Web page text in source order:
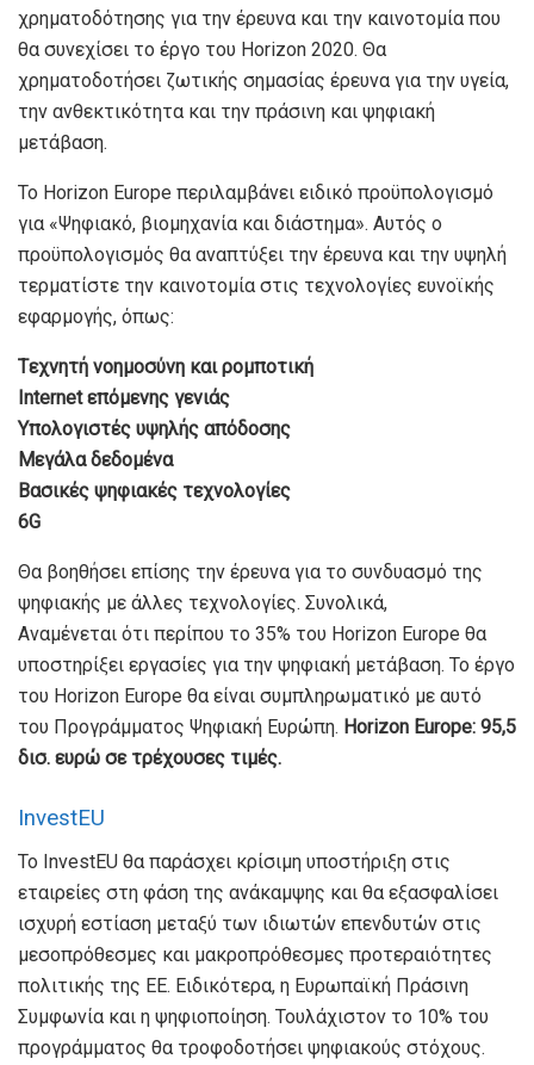
χρηματοδότησης για την έρευνα και την καινοτομία που
θα συνεχίσει το έργο του Horizon 2020. Θα
χρηματοδοτήσει ζωτικής σημασίας έρευνα για την υγεία,
την ανθεκτικότητα και την πράσινη και ψηφιακή
μετάβαση.
Το Horizon Europe περιλαμβάνει ειδικό προϋπολογισμό
για «Ψηφιακό, βιομηχανία και διάστημα». Αυτός ο
προϋπολογισμός θα αναπτύξει την έρευνα και την υψηλή
τερματίστε την καινοτομία στις τεχνολογίες ευνοϊκής
εφαρμογής, όπως:
Tεχνητή νοημοσύνη και ρομποτική
Internet επόμενης γενιάς
Yπολογιστές υψηλής απόδοσης
Mεγάλα δεδομένα
Bασικές ψηφιακές τεχνολογίες
6G
Θα βοηθήσει επίσης την έρευνα για το συνδυασμό της
ψηφιακής με άλλες τεχνολογίες. Συνολικά,
Αναμένεται ότι περίπου το 35% του Horizon Europe θα
υποστηρίξει εργασίες για την ψηφιακή μετάβαση. Το έργο
του Horizon Europe θα είναι συμπληρωματικό με αυτό
του Προγράμματος Ψηφιακή Ευρώπη. Horizon Europe: 95,5
δισ. ευρώ σε τρέχουσες τιμές.
InvestEU
Το InvestEU θα παράσχει κρίσιμη υποστήριξη στις
εταιρείες στη φάση της ανάκαμψης και θα εξασφαλίσει
ισχυρή εστίαση μεταξύ των ιδιωτών επενδυτών στις
μεσοπρόθεσμες και μακροπρόθεσμες προτεραιότητες
πολιτικής της ΕΕ. Ειδικότερα, η Ευρωπαϊκή Πράσινη
Συμφωνία και η ψηφιοποίηση. Τουλάχιστον το 10% του
προγράμματος θα τροφοδοτήσει ψηφιακούς στόχους.